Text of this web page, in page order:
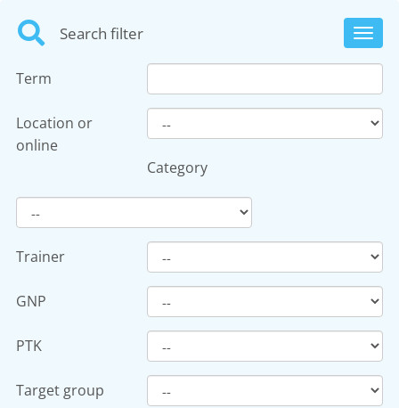
Search filter
Term
Location or
online
Category
Trainer
GNP
PTK
Target group